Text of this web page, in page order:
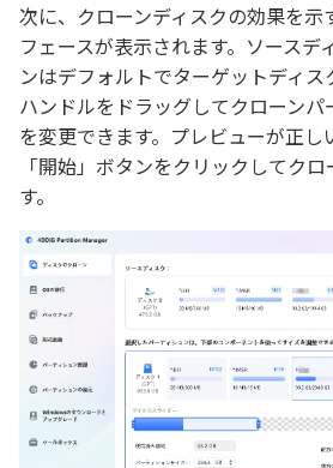
次に、クローンディスクの効果を示
フェースが表示されます。ソースデ
ンはデフォルトでターゲットディ
ハンドルをドラッグしてクローン
を変更できます。プレビューが正し
「開始」ボタンをクリックしてク
す。